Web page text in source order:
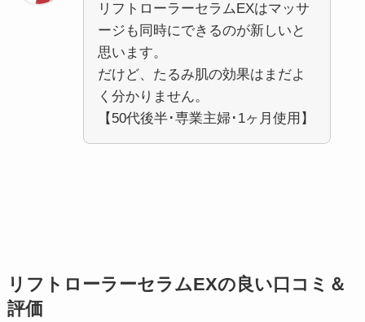
リフトローラーセラムEXはマッサ
ージも同時にできるのが新しいと
思います。
だけど、たるみ肌の効果はまだよ
く分かりません。
【50代後半･専業主婦･1ヶ月使用】
リフトローラーセラムEXの良い口コミ＆
評価